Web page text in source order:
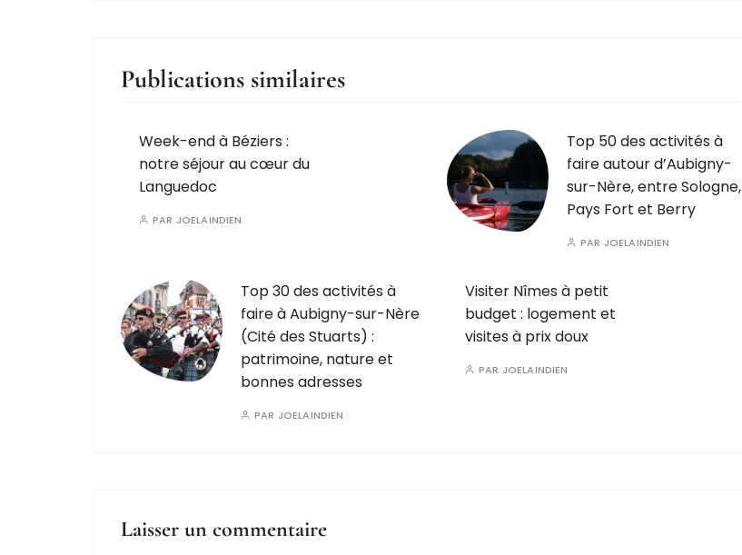
Publications similaires
Week-end à Béziers :
notre séjour au cœur du
Languedoc
PAR JOELAINDIEN
Top 50 des activités à
faire autour d’Aubigny-
sur-Nère, entre Sologne,
Pays Fort et Berry
PAR JOELAINDIEN
Top 30 des activités à
faire à Aubigny-sur-Nère
(Cité des Stuarts) :
patrimoine, nature et
bonnes adresses
PAR JOELAINDIEN
Visiter Nîmes à petit
budget : logement et
visites à prix doux
PAR JOELAINDIEN
Laisser un commentaire